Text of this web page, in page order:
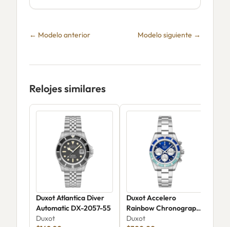
← Modelo anterior Modelo siguiente →
Relojes similares
Duxot Atlantica Diver
Automatic DX-2057-55
Duxot
Duxot Accelero
Rainbow Chronograph
DX-2064-66
Duxot